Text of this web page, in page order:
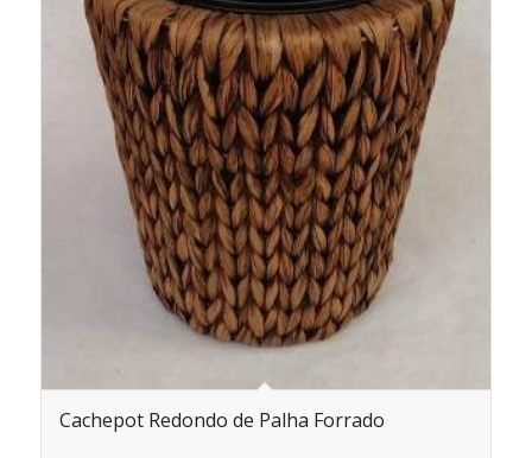
Cachepot Redondo de Palha Forrado